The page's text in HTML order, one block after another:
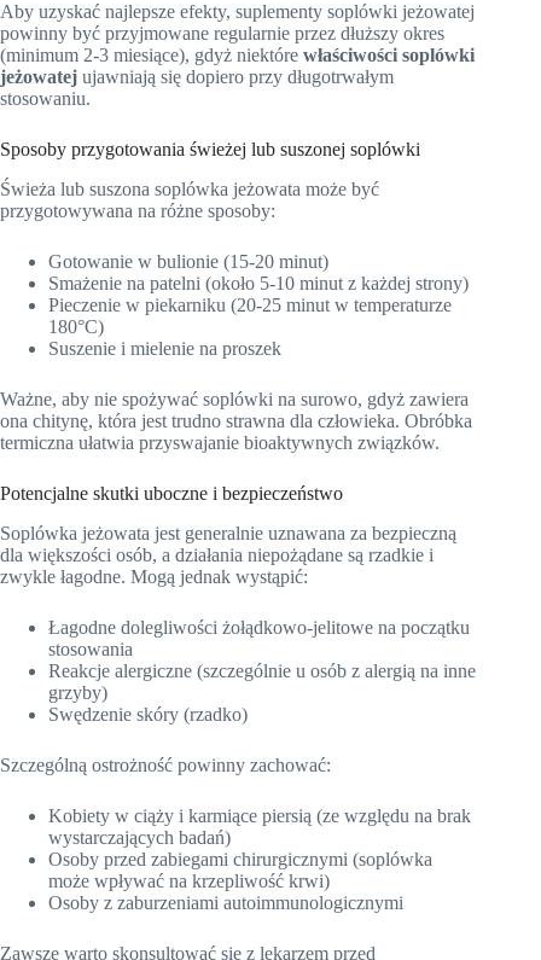
Aby uzyskać najlepsze efekty, suplementy soplówki jeżowatej
powinny być przyjmowane regularnie przez dłuższy okres
(minimum 2-3 miesiące), gdyż niektóre właściwości soplówki
jeżowatej ujawniają się dopiero przy długotrwałym
stosowaniu.
Sposoby przygotowania świeżej lub suszonej soplówki
Świeża lub suszona soplówka jeżowata może być
przygotowywana na różne sposoby:
Gotowanie w bulionie (15-20 minut)
Smażenie na patelni (około 5-10 minut z każdej strony)
Pieczenie w piekarniku (20-25 minut w temperaturze
180°C)
Suszenie i mielenie na proszek
Ważne, aby nie spożywać soplówki na surowo, gdyż zawiera
ona chitynę, która jest trudno strawna dla człowieka. Obróbka
termiczna ułatwia przyswajanie bioaktywnych związków.
Potencjalne skutki uboczne i bezpieczeństwo
Soplówka jeżowata jest generalnie uznawana za bezpieczną
dla większości osób, a działania niepożądane są rzadkie i
zwykle łagodne. Mogą jednak wystąpić:
Łagodne dolegliwości żołądkowo-jelitowe na początku
stosowania
Reakcje alergiczne (szczególnie u osób z alergią na inne
grzyby)
Swędzenie skóry (rzadko)
Szczególną ostrożność powinny zachować:
Kobiety w ciąży i karmiące piersią (ze względu na brak
wystarczających badań)
Osoby przed zabiegami chirurgicznymi (soplówka
może wpływać na krzepliwość krwi)
Osoby z zaburzeniami autoimmunologicznymi
Zawsze warto skonsultować się z lekarzem przed